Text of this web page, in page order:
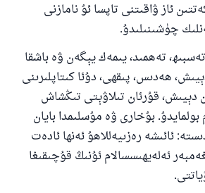
ئاز ۋاقىتنى تاپسا ئۇ نامازنى
چۈشىنىلىدۇ.
تەسبىھ، تەھمىد، يىمەك يېگەن ۋە باشقا
ھەدىس، پىقھى، دۇئا كىتاپلىرىنى
دېيىش، قۇرئان تىلاۋېتى تىڭشاش
بولمايدۇ. بۇخارى ۋە مۇسلىمدا بايان
ئائىشە رەزىيەللاھۇ ئەنھا ئادەت
ئەلەيھىسسالام ئۇنىڭ قۇچىقىغا